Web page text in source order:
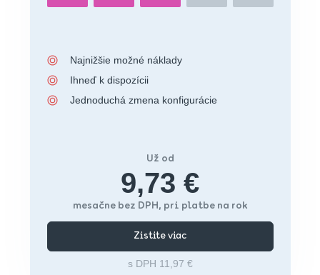
Najnižšie možné náklady
Ihneď k dispozícii
Jednoduchá zmena konfigurácie
Už od
9,73 €
mesačne bez DPH, pri platbe na rok
Zistite viac
s DPH 11,97 €